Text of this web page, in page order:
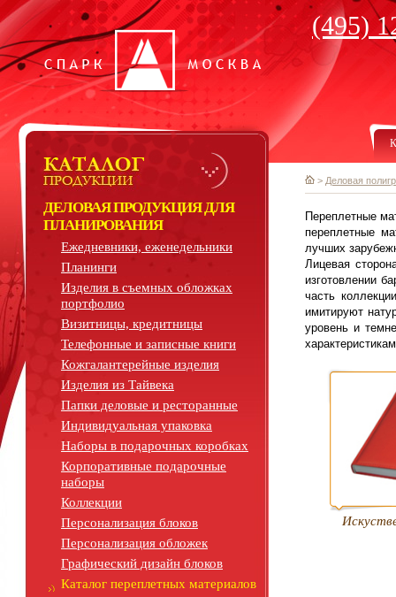
(495)
ДЕЛОВАЯ ПРОДУКЦИЯ ДЛЯ
ПЛАНИРОВАНИЯ
Ежедневники, еженедельники
Планинги
Изделия в съемных обложках
портфолио
Визитницы, кредитницы
Телефонные и записные книги
Кожгалантерейные изделия
Изделия из Тайвека
Папки деловые и ресторанные
Индивидуальная упаковка
Наборы в подарочных коробках
Корпоративные подарочные
наборы
Коллекции
Персонализация блоков
Персонализация обложек
Графический дизайн блоков
Каталог переплетных материалов
> Деловая
Переплетные
переплетные
лучших
Лицевая
изготовлении
часть
имитируют
уровень и